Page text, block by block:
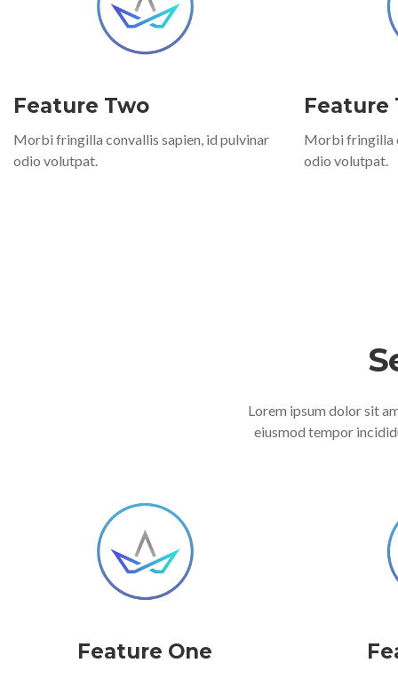
Feature Two
Morbi fringilla convallis sapien, id pulvinar
odio volutpat.
Feature
Morbi fringilla
odio volutpat.
Lorem ipsum dolor sit
eiusmod tempor
Feature One